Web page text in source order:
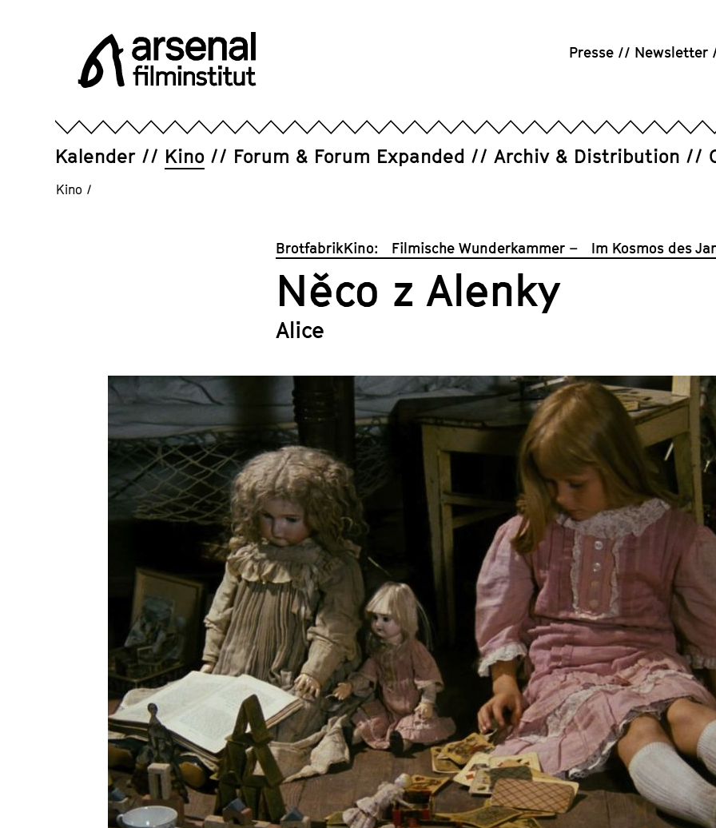
Filminstitut
Presse Newsletter
Kalender Kino Forum & Forum Expanded Archiv & Distribution
Kino /
BrotfabrikKino: Filmische Wunderkammer – Im Kosmos des
Něco z Alenky
Alice